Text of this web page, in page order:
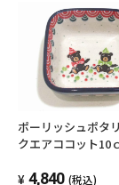
ポーリッシュポ
クエアココット
対応4,840 (税込)